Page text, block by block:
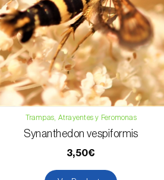
Trampas, Atrayentes y Feromonas
Synanthedon vespiformis
3,50€